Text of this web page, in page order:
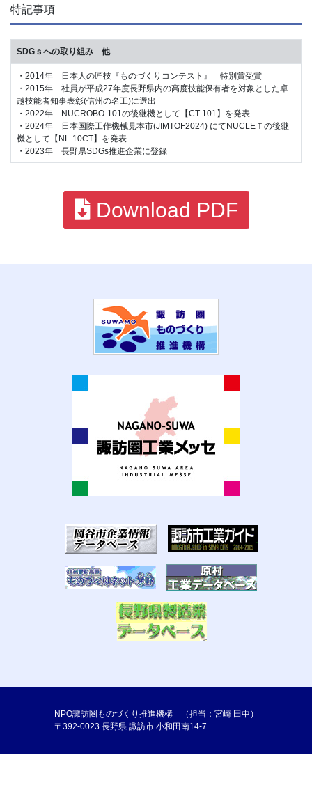
特記事項
SDGｓへの取り組み 他
・2014年 日本人の匠技『ものづくりコンテスト』 特別賞受賞
・2015年 社員が平成27年度長野県内の高度技能保有者を対象とした卓
越技能者知事表彰(信州の名工)に選出
・2022年 NUCROBO-101の後継機として【CT-101】を発表
・2024年 日本国際工作機械見本市(JIMTOF2024) にてNUCLEＴの後継
機として【NL-10CT】を発表
・2023年 長野県SDGs推進企業に登録
Download PDF
NPO諏訪圏ものづくり推進機構 （担当：宮崎 田中）
〒392-0023 長野県 諏訪市 小和田南14-7